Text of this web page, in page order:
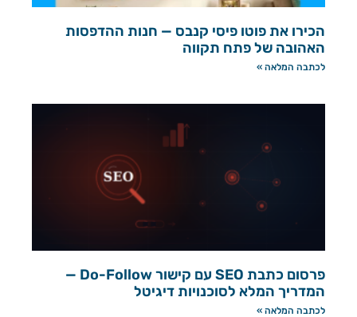
הכירו את פוטו פיסי קנבס — חנות ההדפסות
האהובה של פתח תקווה
לכתבה המלאה »
פרסום כתבת SEO עם קישור Do-Follow —
המדריך המלא לסוכנויות דיגיטל
לכתבה המלאה »